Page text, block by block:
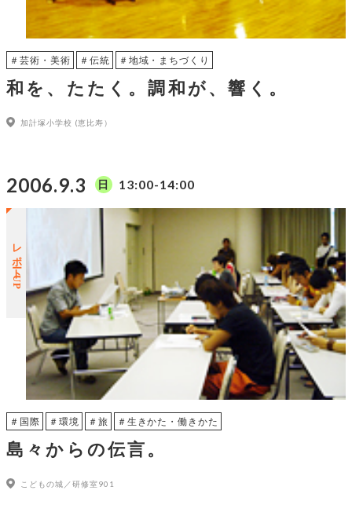
＃芸術・美術 ＃伝統 ＃地域・まちづくり
和を、たたく。調和が、響く。
加計塚小学校 (恵比寿）
2006.9.3 日 13:00-14:00
レポートUP
＃国際 ＃環境 ＃旅 ＃生きかた・働きかた
島々からの伝言。
こどもの城／研修室901